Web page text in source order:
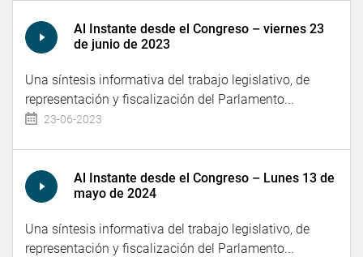
Al Instante desde el Congreso – viernes 23
de junio de 2023
Una síntesis informativa del trabajo legislativo, de
representación y fiscalización del Parlamento...
23-06-2023
Al Instante desde el Congreso – Lunes 13 de
mayo de 2024
Una síntesis informativa del trabajo legislativo, de
representación y fiscalización del Parlamento...